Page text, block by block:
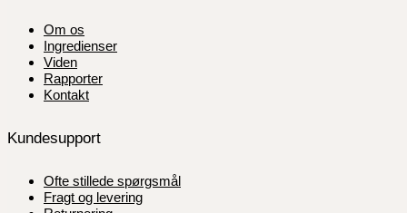
Om os
Ingredienser
Viden
Rapporter
Kontakt
Kundesupport
Ofte stillede spørgsmål
Fragt og levering